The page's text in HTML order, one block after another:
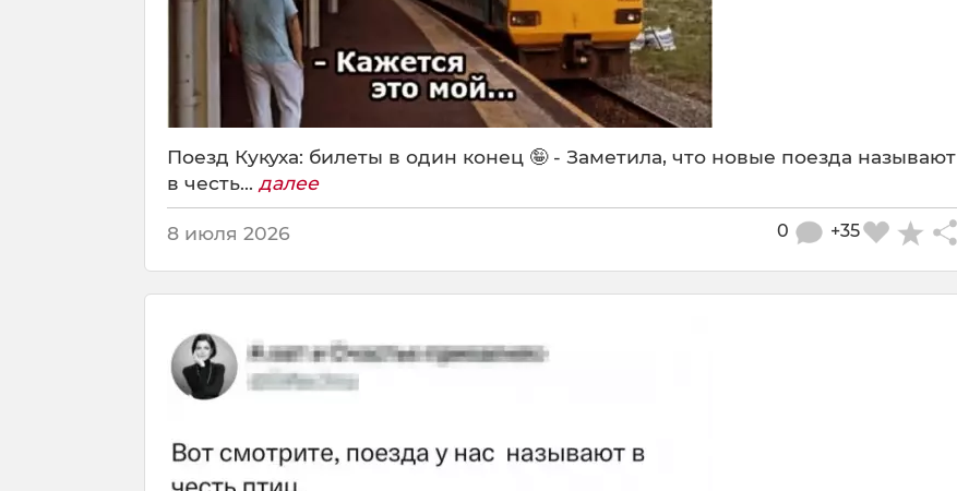
Поезд Кукуха: билеты в один конец 🤪 - Заметила, что новые поезда называют
в честь... далее
8 июля 2026 +35
0